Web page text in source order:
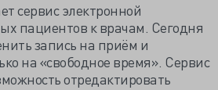
сервис электронной
пациентов к врачам. Сегодня
запись на приём и
на «свободное время». Сервис
отредактировать